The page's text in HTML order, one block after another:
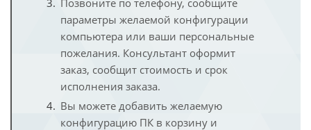
Позвоните по телефону, сообщите
параметры желаемой конфигурации
компьютера или ваши персональные
пожелания. Консультант оформит
заказ, сообщит стоимость и срок
исполнения заказа.
Вы можете добавить желаемую
конфигурацию ПК в корзину и